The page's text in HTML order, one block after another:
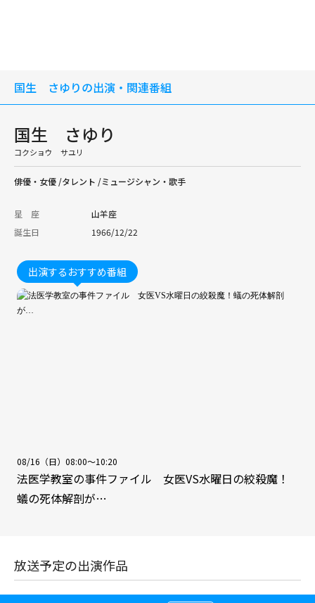
国生 さゆりの出演・関連番組
国生 さゆり
コクショウ サユリ
俳優・女優 /タレント /ミュージシャン・歌手
星 座
山羊座
誕生日
1966/12/22
出演するおすすめ番組
08/16（日）08:00～10:20
法医学教室の事件ファイル 女医VS水曜日の絞殺魔！
蟻の死体解剖が…
放送予定の出演作品